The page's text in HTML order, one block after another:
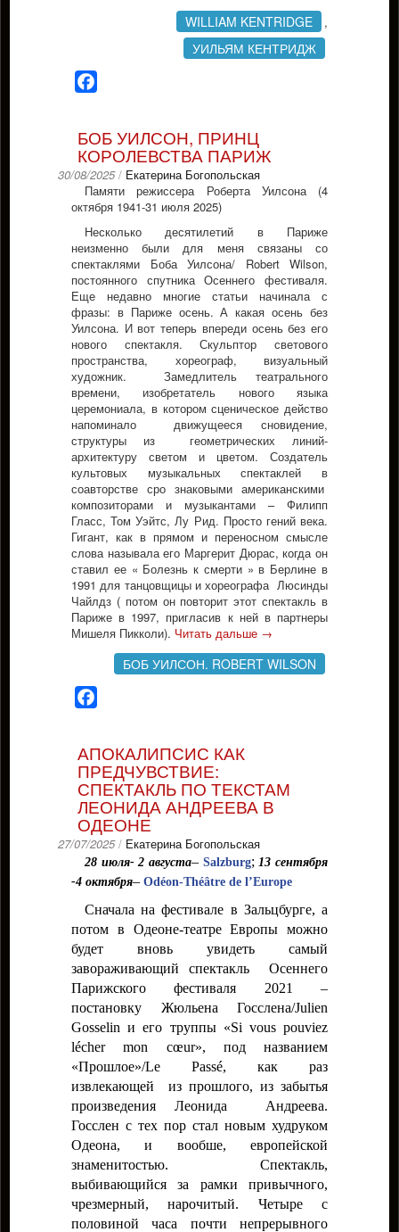
WILLIAM KENTRIDGE ,
УИЛЬЯМ КЕНТРИДЖ
БОБ УИЛСОН, ПРИНЦ
КОРОЛЕВСТВА ПАРИЖ
30/08/2025 / Екатерина Богопольская
Памяти режиссера Роберта Уилсона (4
октября 1941-31 июля 2025)
Несколько десятилетий в Париже
неизменно были для меня связаны со
спектаклями Боба Уилсона/ Robert Wilson,
постоянного спутника Осеннего фестиваля.
Еще недавно многие статьи начинала с
фразы: в Париже осень. А какая осень без
Уилсона. И вот теперь впереди осень без его
нового спектакля. Скульптор светового
пространства, хореограф, визуальный
художник. Замедлитель театрального
времени, изобретатель нового языка
церемониала, в котором сценическое действо
напоминало движущееся сновидение,
структуры из геометрических линий-
архитектуру светом и цветом. Создатель
культовых музыкальных спектаклей в
соавторстве сро знаковыми американскими
композиторами и музыкантами – Филипп
Гласс, Том Уэйтс, Лу Рид. Просто гений века.
Гигант, как в прямом и переносном смысле
слова называла его Маргерит Дюрас, когда он
ставил ее « Болезнь к смерти » в Берлине в
1991 для танцовщицы и хореографа Люсинды
Чайлдз ( потом он повторит этот спектакль в
Париже в 1997, пригласив к ней в партнеры
Мишеля Пикколи). Читать дальше →
БОБ УИЛСОН. ROBERT WILSON
АПОКАЛИПСИС КАК
ПРЕДЧУВСТВИЕ:
СПЕКТАКЛЬ ПО ТЕКСТАМ
ЛЕОНИДА АНДРЕЕВА В
ОДЕОНЕ
27/07/2025 / Екатерина Богопольская
28 июля- 2 августа– Salzburg; 13 сентября
-4 октября– Odéon-Théâtre de l’Europe
Сначала на фестивале в Зальцбурге, а
потом в Одеоне-театре Европы можно
будет вновь увидеть самый
завораживающий спектакль Осеннего
Парижского фестиваля 2021–
постановку Жюльена Госслена/Julien
Gosselin и его труппы «Si vous pouviez
lécher mon cœur», под названием
«Прошлое»/Le Passé, как раз
извлекающей из прошлого, из забытья
произведения Леонида Андреева.
Госслен с тех пор стал новым худруком
Одеона, и вообше, европейской
знаменитостью. Спектакль,
выбивающийся за рамки привычного,
чрезмерный, нарочитый. Четыре с
половиной часа почти непрерывного